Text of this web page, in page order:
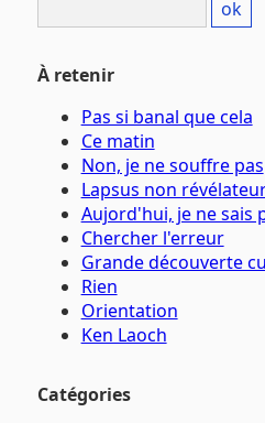
À retenir
Pas si banal que cela
Ce matin
Non, je ne souffre pas
Lapsus non
Aujord'hui, je ne sais
Chercher l'erreur
Grande découverte
Rien
Orientation
Ken Laoch
Catégories